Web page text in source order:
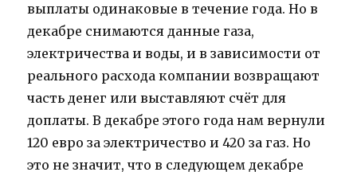
выплаты одинаковые в течение года. Но в
декабре снимаются данные газа,
электричества и воды, и в зависимости от
реального расхода компании возвращают
часть денег или выставляют счёт для
доплаты. В декабре этого года нам вернули
120 евро за электричество и 420 за газ. Но
это не значит, что в следующем декабре